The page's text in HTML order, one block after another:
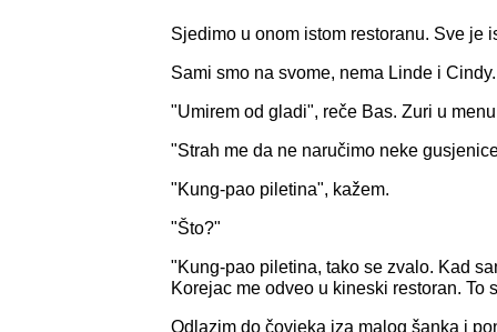
Sjedimo u onom istom restoranu. Sve je
Sami smo na svome, nema Linde i Cindy.
"Umirem od gladi", reče Bas. Zuri u
"Strah me da ne naručimo neke
"Kung-pao piletina", kažem.
"Što?"
"Kung-pao piletina, tako se zvalo. Kad
Korejac me odveo u kineski restoran. To
Odlazim do čovjeka iza malog šanka i